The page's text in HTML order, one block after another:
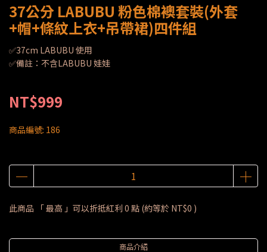
37公分 LABUBU 粉色棉襖套裝(外套
+帽+條紋上衣+吊帶裙)四件組
✅37cm LABUBU 使用
✅備註：不含LABUBU 娃娃
NT$999
商品編號: 186
此商品 「 最高 」可以折抵紅利 0 點 (約等於 NT$0 )
商品介紹